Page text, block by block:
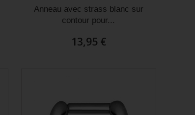
Anneau avec strass blanc sur
contour pour...
13,95 €